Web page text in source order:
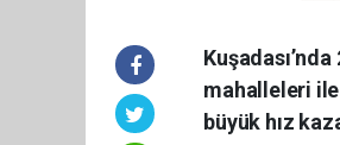
mahalleleri ile
büyük hız